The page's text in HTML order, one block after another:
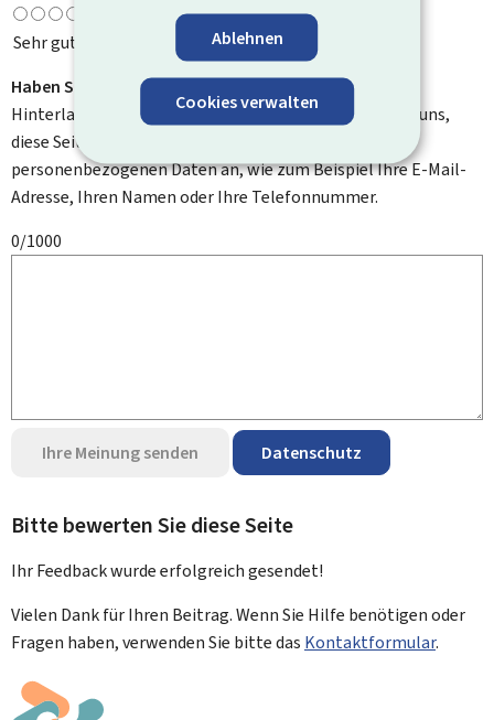
Ablehnen
Cookies verwalten
Sehr gut
Haben Sie Verbesserungsvorschläge?
Hinterlassen Sie uns einen Kommentar und helfen Sie uns,
diese Seite zu verbessern. Bitte geben Sie keine
personenbezogenen Daten an, wie zum Beispiel Ihre E-Mail-
Adresse, Ihren Namen oder Ihre Telefonnummer.
0/1000
Ihre Meinung senden Datenschutz
Bitte bewerten Sie diese Seite
Ihr Feedback wurdeerfolgreichgesendet!
Vielen Dank für Ihren Beitrag. Wenn Sie Hilfe benötigen oder
Fragen haben, verwenden Sie bitte das Kontaktformular.